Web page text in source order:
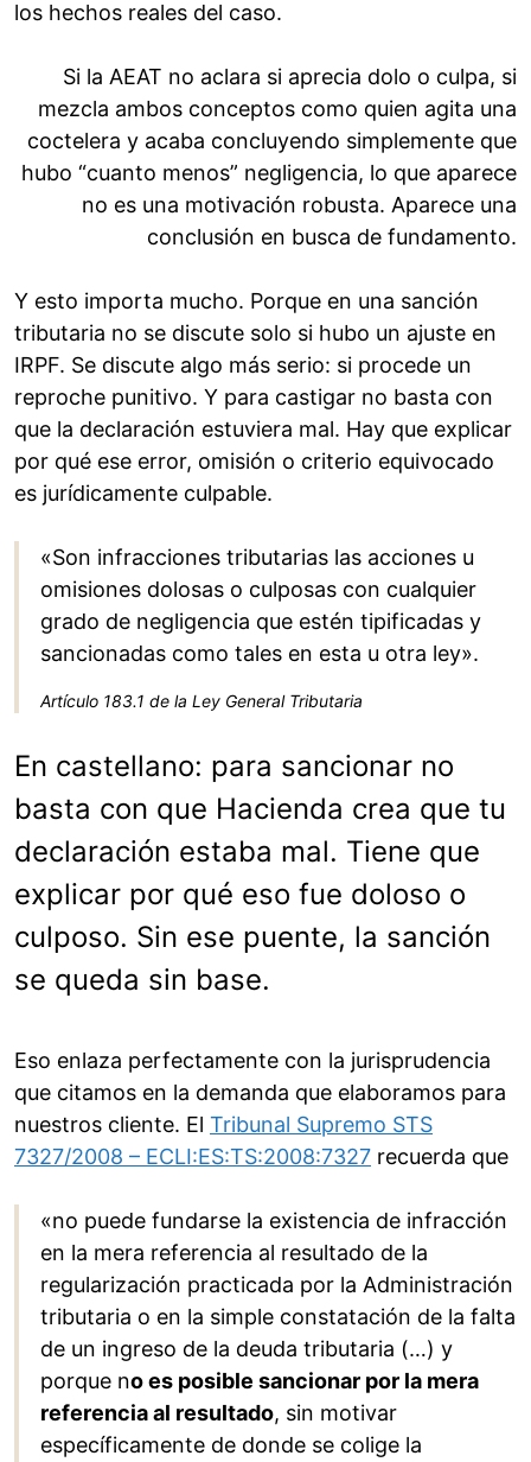
los hechos reales del caso.
Si la AEAT no aclara si aprecia dolo o culpa, si
mezcla ambos conceptos como quien agita una
coctelera y acaba concluyendo simplemente que
hubo “cuanto menos” negligencia, lo que aparece
no es una motivación robusta. Aparece una
conclusión en busca de fundamento.
Y esto importa mucho. Porque en una sanción
tributaria no se discute solo si hubo un ajuste en
IRPF. Se discute algo más serio: si procede un
reproche punitivo. Y para castigar no basta con
que la declaración estuviera mal. Hay que explicar
por qué ese error, omisión o criterio equivocado
es jurídicamente culpable.
«Son infracciones tributarias las acciones u
omisiones dolosas o culposas con cualquier
grado de negligencia que estén tipificadas y
sancionadas como tales en esta u otra ley».
Artículo 183.1 de la Ley General Tributaria
En castellano: para sancionar no
basta con que Hacienda crea que tu
declaración estaba mal. Tiene que
explicar por qué eso fue doloso o
culposo. Sin ese puente, la sanción
se queda sin base.
Eso enlaza perfectamente con la jurisprudencia
que citamos en la demanda que elaboramos para
nuestros cliente. El Tribunal Supremo STS
7327/2008 – ECLI:ES:TS:2008:7327 recuerda que
«no puede fundarse la existencia de infracción
en la mera referencia al resultado de la
regularización practicada por la Administración
tributaria o en la simple constatación de la falta
de un ingreso de la deuda tributaria (…) y
porque no es posible sancionar por la mera
referencia al resultado, sin motivar
específicamente de donde se colige la